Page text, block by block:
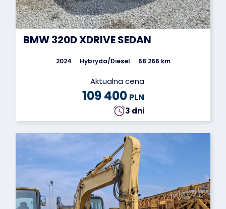
BMW 320D XDRIVE SEDAN
2024 Hybryda/Diesel 68 266 km
Aktualna cena
109 400 PLN
3 dni